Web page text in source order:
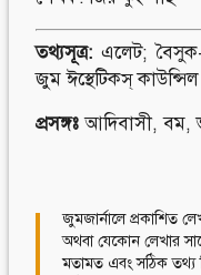
তথ্যসূত্র: এলেট; বৈসুক-
জুম ঈস্থেটিকস্ কাউন্সিল
প্রসঙ্গঃআদিবাসী,বম,
জুমজার্নালে প্রকাশিত
অথবা যেকোন লেখার
মতামত এবং সঠিক তথ্য